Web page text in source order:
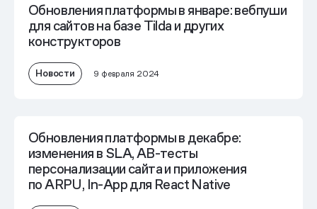
Обновления платформы в январе: вебпуши
для сайтов на базе Tilda и других
конструкторов
Новости 9 февраля 2024
Обновления платформы в декабре:
изменения в SLA, AB-тесты
персонализации сайта и приложения
по ARPU, In-App для React Native